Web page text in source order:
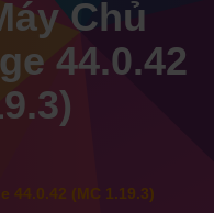
Chủ
44.0.42
44.0.42 (MC 1.19.3)